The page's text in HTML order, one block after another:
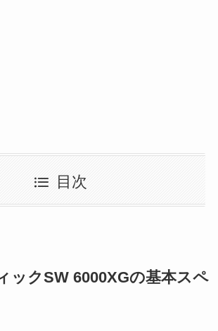
目次
ックSW 6000XGの基本スペ